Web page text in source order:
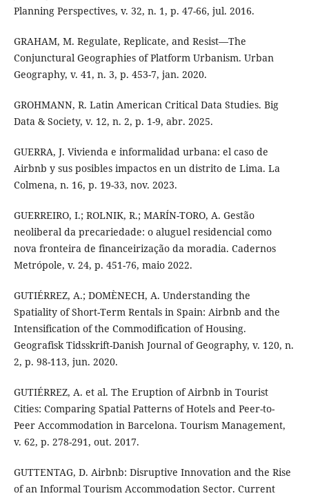
Planning Perspectives, v. 32, n. 1, p. 47-66, jul. 2016.
GRAHAM, M. Regulate, Replicate, and Resist—The
Conjunctural Geographies of Platform Urbanism. Urban
Geography, v. 41, n. 3, p. 453-7, jan. 2020.
GROHMANN, R. Latin American Critical Data Studies. Big
Data & Society, v. 12, n. 2, p. 1-9, abr. 2025.
GUERRA, J. Vivienda e informalidad urbana: el caso de
Airbnb y sus posibles impactos en un distrito de Lima. La
Colmena, n. 16, p. 19-33, nov. 2023.
GUERREIRO, I.; ROLNIK, R.; MARÍN-TORO, A. Gestão
neoliberal da precariedade: o aluguel residencial como
nova fronteira de financeirização da moradia. Cadernos
Metrópole, v. 24, p. 451-76, maio 2022.
GUTIÉRREZ, A.; DOMÈNECH, A. Understanding the
Spatiality of Short-Term Rentals in Spain: Airbnb and the
Intensification of the Commodification of Housing.
Geografisk Tidsskrift-Danish Journal of Geography, v. 120, n.
2, p. 98-113, jun. 2020.
GUTIÉRREZ, A. et al. The Eruption of Airbnb in Tourist
Cities: Comparing Spatial Patterns of Hotels and Peer-to-
Peer Accommodation in Barcelona. Tourism Management,
v. 62, p. 278-291, out. 2017.
GUTTENTAG, D. Airbnb: Disruptive Innovation and the Rise
of an Informal Tourism Accommodation Sector. Current